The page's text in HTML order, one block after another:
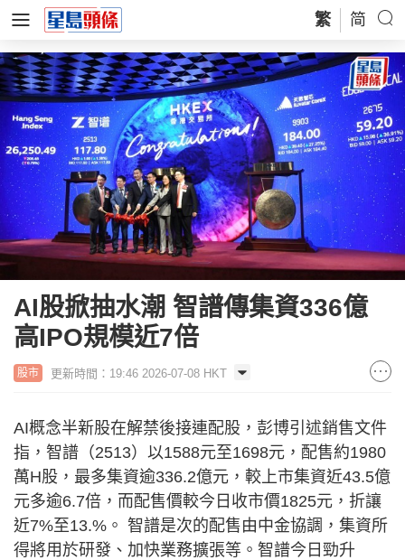
繁 简
AI股掀抽水潮 智譜傳集資336億
高IPO規模近7倍
股市 更新時間：19:46 2026-07-08 HKT
AI概念半新股在解禁後接連配股，彭博引述銷售文件
指，智譜（2513）以1588元至1698元，配售約1980
萬H股，最多集資逾336.2億元，較上市集資近43.5億
元多逾6.7倍，而配售價較今日收市價1825元，折讓
近7%至13.%。 智譜是次的配售由中金協調，集資所
得將用於研發、加快業務擴張等。智譜今日勁升